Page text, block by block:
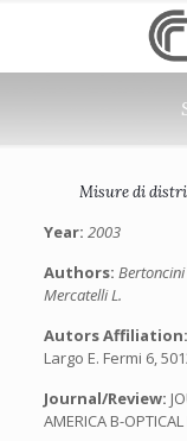
Misure di
Year: 2003
Authors: Bertoncini
Mercatelli L.
Autors Affiliation:
Largo E. Fermi 6,
Journal/Review:
AMERICA B-OPTICAL